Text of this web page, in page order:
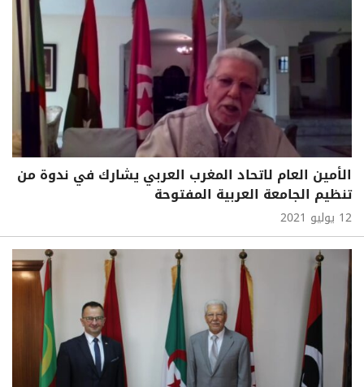
الأمين العام لاتحاد المغرب العربي يشارك في ندوة من
تنظيم الجامعة العربية المفتوحة
12 يوليو 2021